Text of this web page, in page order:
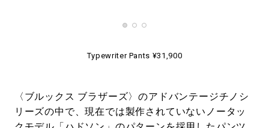
Typewriter Pants ¥31,900
〈ブルックス ブラザーズ〉のアドバンテージチノシ
リーズの中で、現在では製作されていないノータッ